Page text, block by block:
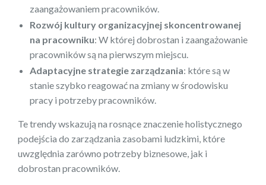
zaangażowaniem pracowników.
Rozwój kultury organizacyjnej skoncentrowanej
na pracowniku: W której dobrostan i zaangażowanie
pracowników są na pierwszym miejscu.
Adaptacyjne strategie zarządzania: które są w
stanie szybko reagować na zmiany w środowisku
pracy i potrzeby pracowników.
Te trendy wskazują na rosnące znaczenie holistycznego
podejścia do zarządzania zasobami ludzkimi, które
uwzględnia zarówno potrzeby biznesowe, jak i
dobrostan pracowników.